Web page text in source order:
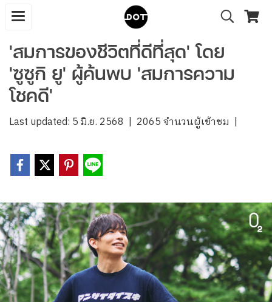
'สมการของชีวิตที่ดีที่สุด' โดย
'ซูซูกิ ยู' ผู้ค้นพบ 'สมการความ
โชคดี'
Last updated: 5 มิ.ย. 2568 | 2065 จำนวนผู้เข้าชม |